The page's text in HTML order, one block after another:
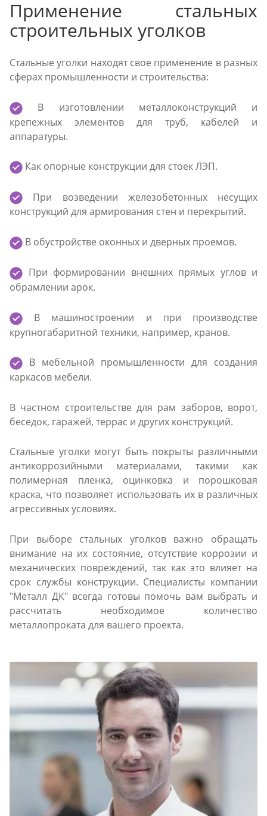
Применение стальных
строительных уголков
Стальные уголки находят свое применение в разных
сферах промышленности и строительства:
В изготовлении металлоконструкций и
крепежных элементов для труб, кабелей и
аппаратуры.
Как опорные конструкции для стоек ЛЭП.
При возведении железобетонных несущих
конструкций для армирования стен и перекрытий.
В обустройстве оконных и дверных проемов.
При формировании внешних прямых углов и
обрамлении арок.
В машиностроении и при производстве
крупногабаритной техники, например, кранов.
В мебельной промышленности для создания
каркасов мебели.
В частном строительстве для рам заборов, ворот,
беседок, гаражей, террас и других конструкций.
Стальные уголки могут быть покрыты различными
антикоррозийными материалами, такими как
полимерная пленка, оцинковка и порошковая
краска, что позволяет использовать их в различных
агрессивных условиях.
При выборе стальных уголков важно обращать
внимание на их состояние, отсутствие коррозии и
механических повреждений, так как это влияет на
срок службы конструкции. Специалисты компании
"Металл ДК" всегда готовы помочь вам выбрать и
рассчитать необходимое количество
металлопроката для вашего проекта.